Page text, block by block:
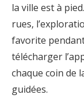
la ville est à
rues,
favorite
télécharger
chaque coin de
guidées.